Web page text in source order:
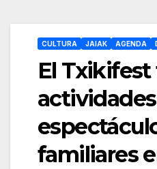
CULTURA JAIAK AGENDA
El Txikifest
familiares